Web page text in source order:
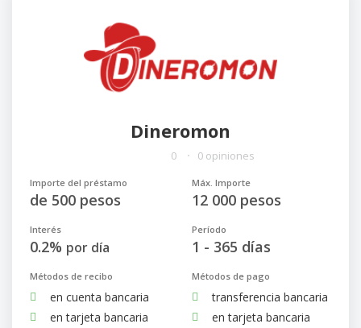
Dineromon
0 0 opiniones
Importe del préstamo
de 500 pesos
Máx. Importe
12 000 pesos
Interés
0.2% por día
Período
1 - 365 días
Métodos de recibo
en cuenta bancaria
en tarjeta bancaria
Métodos de pago
transferencia bancaria
en tarjeta bancaria